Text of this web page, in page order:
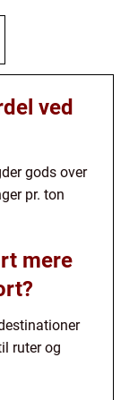
ved
gods over
pr. ton
mere
ruter og